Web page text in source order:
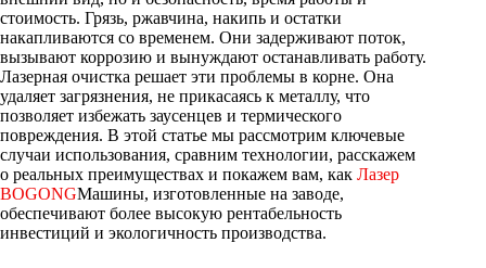
стоимость. Грязь, ржавчина, накипь и остатки
накапливаются со временем. Они задерживают поток,
вызывают коррозию и вынуждают останавливать работу.
Лазерная очистка решает эти проблемы в корне. Она
удаляет загрязнения, не прикасаясь к металлу, что
позволяет избежать заусенцев и термического
повреждения. В этой статье мы рассмотрим ключевые
случаи использования, сравним технологии, расскажем
о реальных преимуществах и покажем вам, как Лазер
BOGONGМашины, изготовленные на заводе,
обеспечивают более высокую рентабельность
инвестиций и экологичность производства.